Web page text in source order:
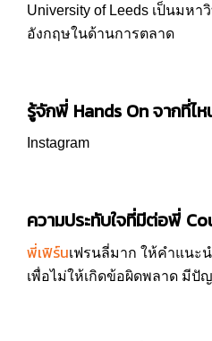
University of Leeds เป็นมห
อังกฤษในด้านการตลาด
รู้จักพี่ Hands On จากที่ไห
Instagram
ความประทับใจที่มีต่อพี่
พี่เฟิร์นเฟรนลี่มาก ให้คำแนะ
เพื่อไม่ให้เกิดข้อผิดพลาด มีปั